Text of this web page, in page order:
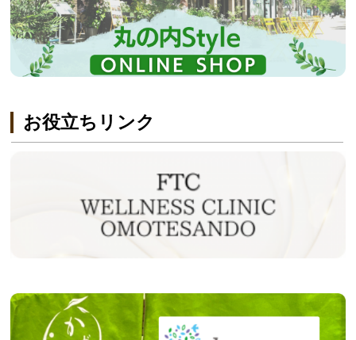
お役立ちリンク